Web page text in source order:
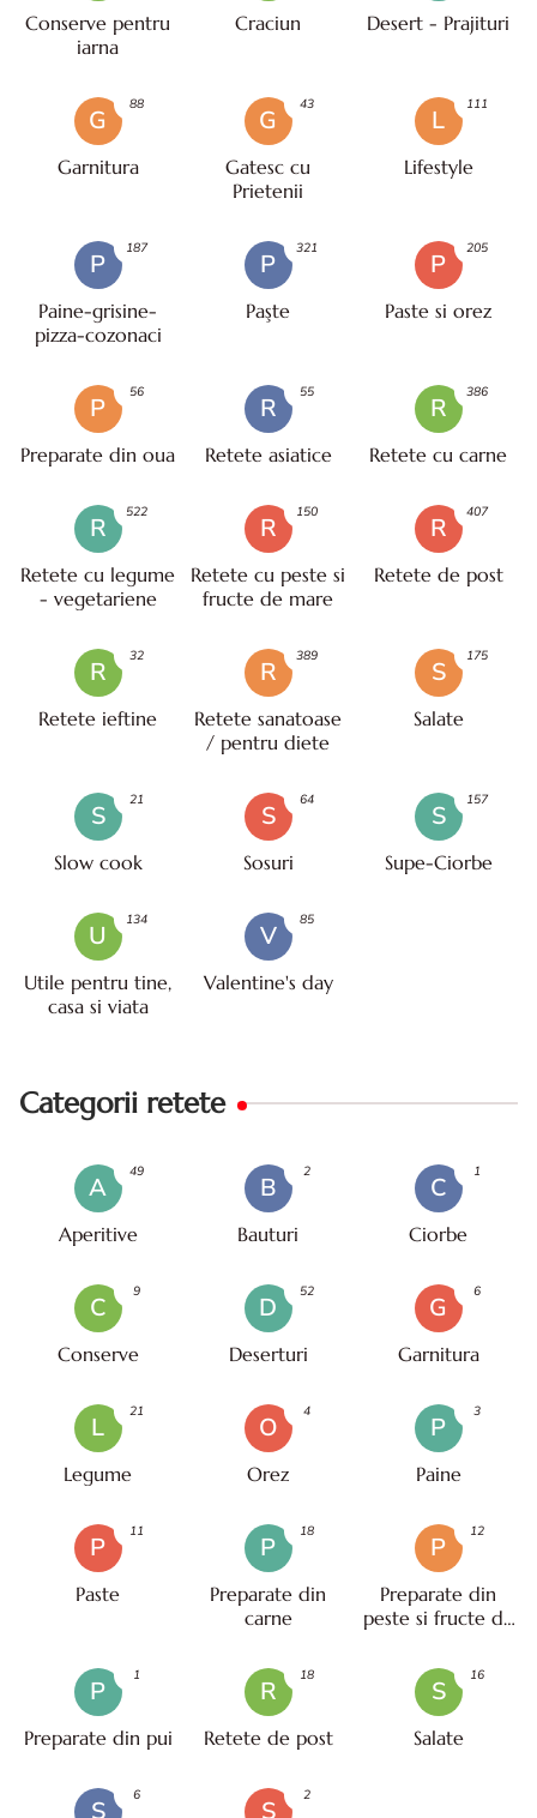
Conserve pentru
iarna
Craciun Desert - Prajituri
G
Garnitura
88
G
Gatesc cu
Prietenii
43
L
Lifestyle
111
P
Paine-grisine-
pizza-cozonaci
187
P
Paşte
321
P
Paste si orez
205
P
Preparate din oua
56
R
Retete asiatice
55
R
Retete cu carne
386
R
Retete cu legume
- vegetariene
522
R
Retete cu peste si
fructe de mare
150
R
Retete de post
407
R
Retete ieftine
32
R
Retete sanatoase
/ pentru diete
389
S
Salate
175
S
Slow cook
21
S
Sosuri
64
S
Supe-Ciorbe
157
U
Utile pentru tine,
casa si viata
134
V
Valentine's day
85
Categorii retete
A
Aperitive
49
B
Bauturi
2
C
Ciorbe
1
C
Conserve
9
D
Deserturi
52
G
Garnitura
6
L
Legume
21
O
Orez
4
P
Paine
3
P
Paste
11
P
Preparate din
carne
18
P
Preparate din
peste si fructe de
12
P
Preparate din pui
1
R
Retete de post
18
S
Salate
16
S
6
S
2